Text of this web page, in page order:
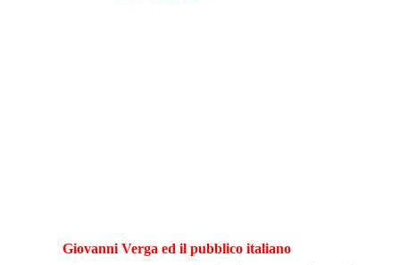
Giovanni Verga ed il pubblico italiano